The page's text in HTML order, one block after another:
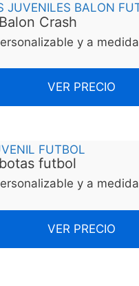
Crash
y a medida
VER PRECIO
futbol
y a medida
VER PRECIO